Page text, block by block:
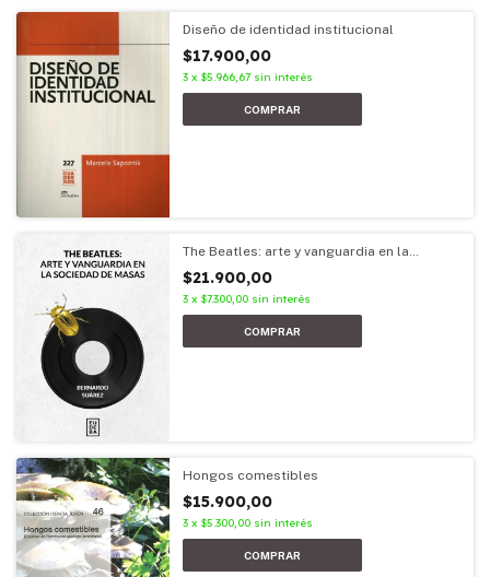
Diseño de identidad institucional
$17.900,00
3 x $5.966,67 sin interés
The Beatles: arte y vanguardia en la
$21.900,00
3 x $7.300,00 sin interés
Hongos comestibles
$15.900,00
3 x $5.300,00 sin interés